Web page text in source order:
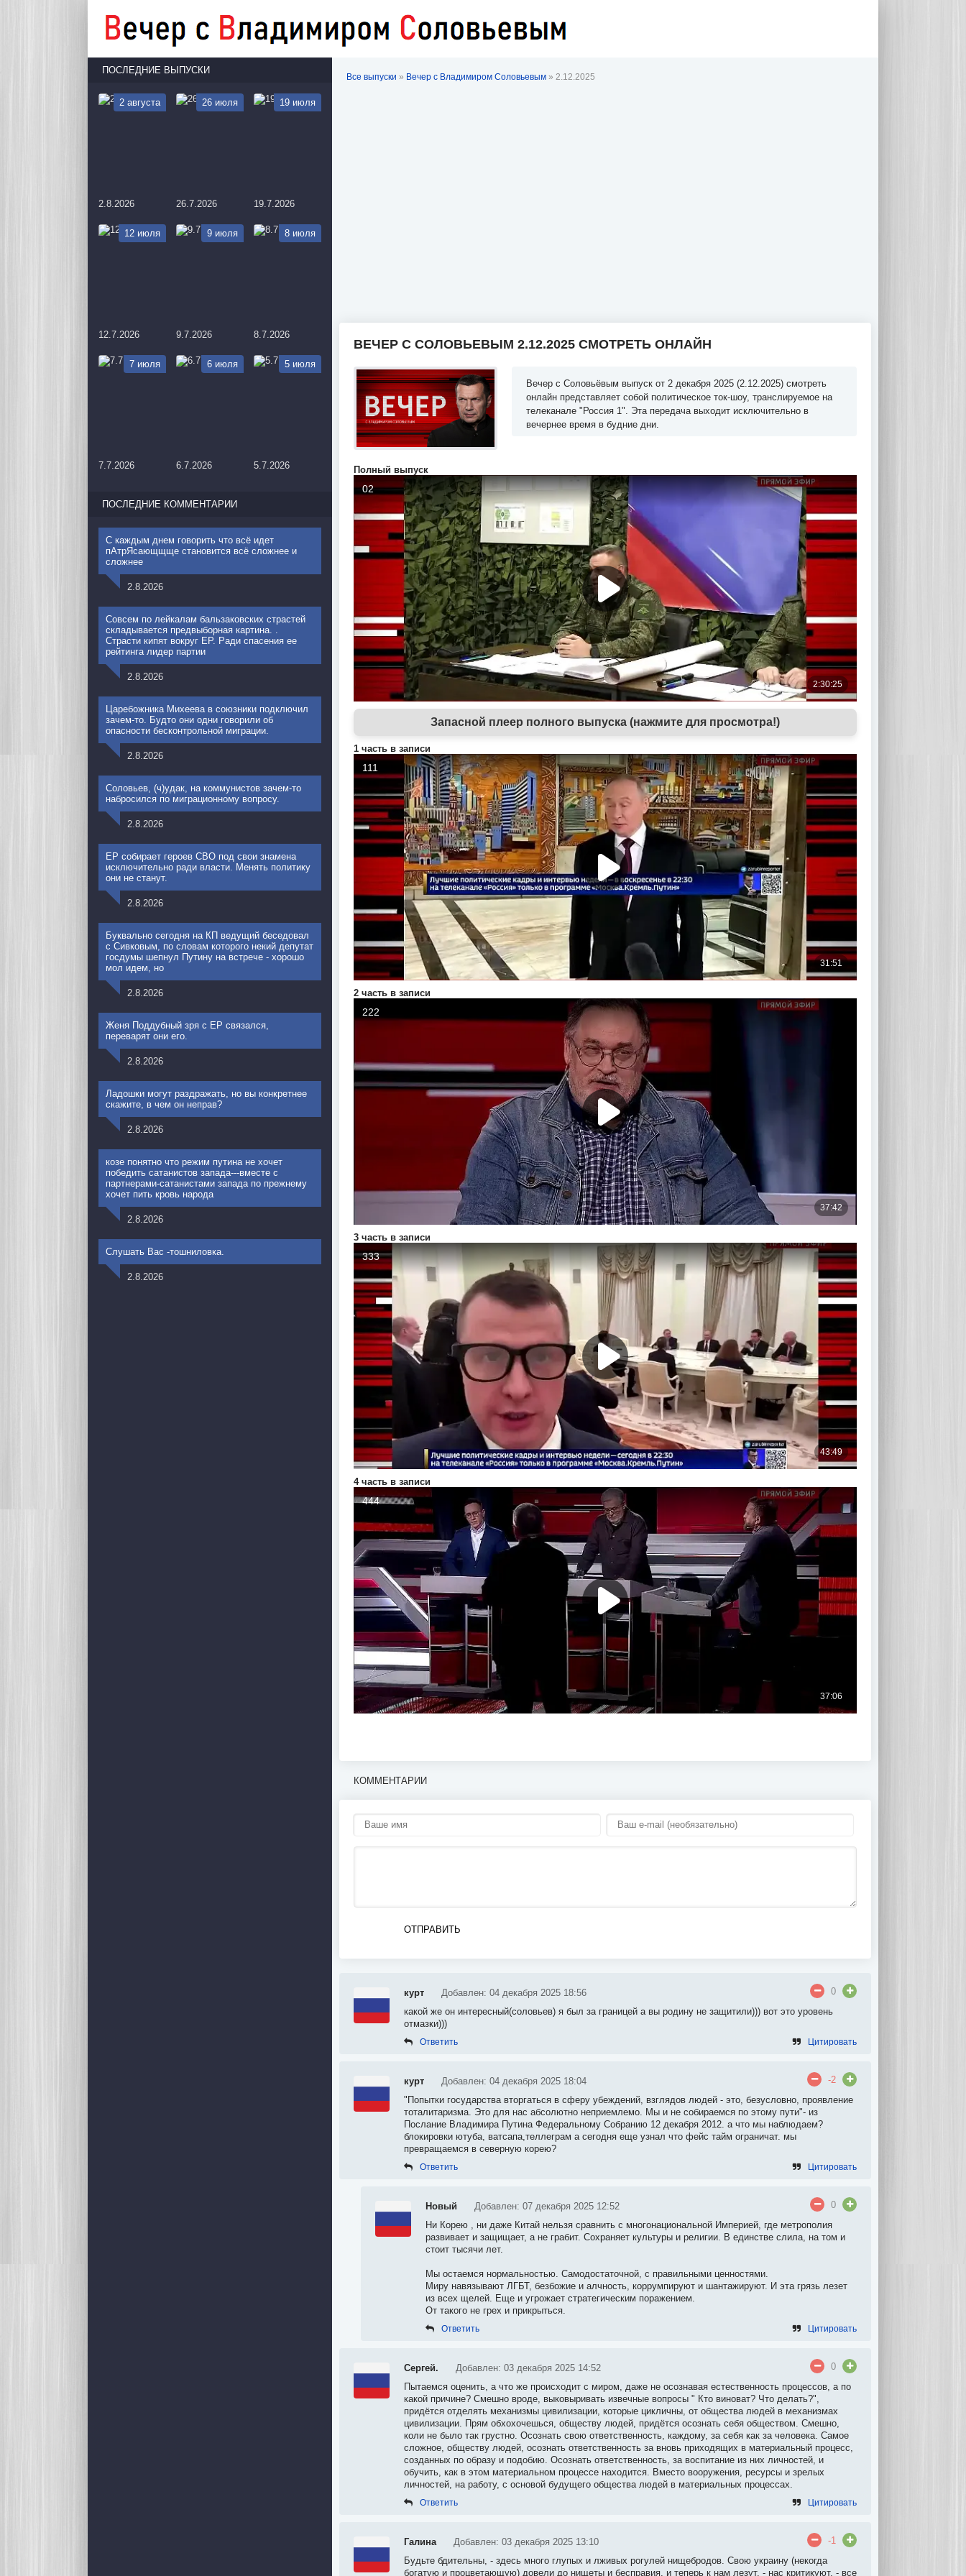
Все выпуски » Вечер с Владимиром Соловьевым » 2.12.2025
ВЕЧЕР С СОЛОВЬЕВЫМ 2.12.2025 СМОТРЕТЬ ОНЛАЙН
Вечер с Соловьёвым выпуск от 2 декабря 2025 (2.12.2025) смотреть
онлайн представляет собой политическое ток-шоу, транслируемое на
телеканале "Россия 1". Эта передача выходит исключительно в
вечернее время в будние дни.
Полный выпуск
Запасной плеер полного выпуска (нажмите для просмотра!)
1 часть в записи
2 часть в записи
3 часть в записи
4 часть в записи
КОММЕНТАРИИ
ОТПРАВИТЬ
курт Добавлен: 04 декабря 2025 18:56
0
какой же он интересный(соловьев) я был за границей а вы родину не защитили))) вот это уровень
отмазки)))
Ответить Цитировать
курт Добавлен: 04 декабря 2025 18:04
-2
"Попытки государства вторгаться в сферу убеждений, взглядов людей - это, безусловно, проявление
тоталитаризма. Это для нас абсолютно неприемлемо. Мы и не собираемся по этому пути"- из
Послание Владимира Путина Федеральному Собранию 12 декабря 2012. а что мы наблюдаем?
блокировки ютуба, ватсапа,теллеграм а сегодня еще узнал что фейс тайм ограничат. мы
превращаемся в северную корею?
Ответить Цитировать
Новый Добавлен: 07 декабря 2025 12:52
0
Ни Корею , ни даже Китай нельзя сравнить с многонациональной Империей, где метрополия
развивает и защищает, а не грабит. Сохраняет культуры и религии. В единстве слила, на том и
стоит тысячи лет.
Мы остаемся нормальностью. Самодостаточной, с правильными ценностями.
Миру навязывают ЛГБТ, безбожие и алчность, коррумпируют и шантажируют. И эта грязь лезет
из всех щелей. Еще и угрожает стратегическим поражением.
От такого не грех и прикрыться.
Ответить Цитировать
Сергей. Добавлен: 03 декабря 2025 14:52
0
Пытаемся оценить, а что же происходит с миром, даже не осознавая естественность процессов, а по
какой причине? Смешно вроде, выковыривать извечные вопросы " Кто виноват? Что делать?",
придётся отделять механизмы цивилизации, которые цикличны, от общества людей в механизмах
цивилизации. Прям обхохочешься, обществу людей, придётся осознать себя обществом. Смешно,
коли не было так грустно. Осознать свою ответственность, каждому, за себя как за человека. Самое
сложное, обществу людей, осознать ответственность за вновь приходящих в материальный процесс,
созданных по образу и подобию. Осознать ответственность, за воспитание из них личностей, и
обучить, как в этом материальном процессе находится. Вместо вооружения, ресурсы и зрелых
личностей, на работу, с основой будущего общества людей в материальных процессах.
Ответить Цитировать
Галина Добавлен: 03 декабря 2025 13:10
-1
Будьте бдительны, - здесь много глупых и лживых рогулей нищебродов. Свою украину (некогда
богатую и процветающую) довели до нищеты и бесправия, и теперь к нам лезут, - нас критикуют, - все
ПОСЛЕДНИЕ ВЫПУСКИ
2 августа
2.8.2026
26 июля
26.7.2026
19 июля
19.7.2026
12 июля
12.7.2026
9 июля
9.7.2026
8 июля
8.7.2026
7 июля
7.7.2026
6 июля
6.7.2026
5 июля
5.7.2026
ПОСЛЕДНИЕ КОММЕНТАРИИ
С каждым днем говорить что всё идет
пАтрЯсающщще становится всё сложнее и
сложнее
2.8.2026
Совсем по лейкалам бальзаковских страстей
складывается предвыборная картина. .
Страсти кипят вокруг ЕР. Ради спасения ее
рейтинга лидер партии
2.8.2026
Царебожника Михеева в союзники подключил
зачем-то. Будто они одни говорили об
опасности бесконтрольной миграции.
2.8.2026
Соловьев, (ч)удак, на коммунистов зачем-то
набросился по миграционному вопросу.
2.8.2026
ЕР собирает героев СВО под свои знамена
исключительно ради власти. Менять политику
они не станут.
2.8.2026
Буквально сегодня на КП ведущий беседовал
с Сивковым, по словам которого некий депутат
госдумы шепнул Путину на встрече - хорошо
мол идем, но
2.8.2026
Женя Поддубный зря с ЕР связался,
переварят они его.
2.8.2026
Ладошки могут раздражать, но вы конкретнее
скажите, в чем он неправ?
2.8.2026
козе понятно что режим путина не хочет
победить сатанистов запада---вместе с
партнерами-сатанистами запада по прежнему
хочет пить кровь народа
2.8.2026
Слушать Вас -тошниловка.
2.8.2026